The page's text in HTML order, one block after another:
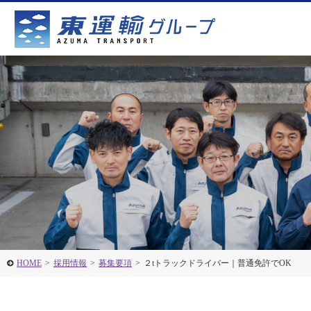
HOME > 採用情報 > 募集要項 > ２tトラックドライバー｜普通免許でOK